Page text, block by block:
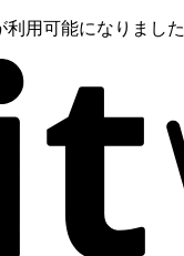
利用可能になりました